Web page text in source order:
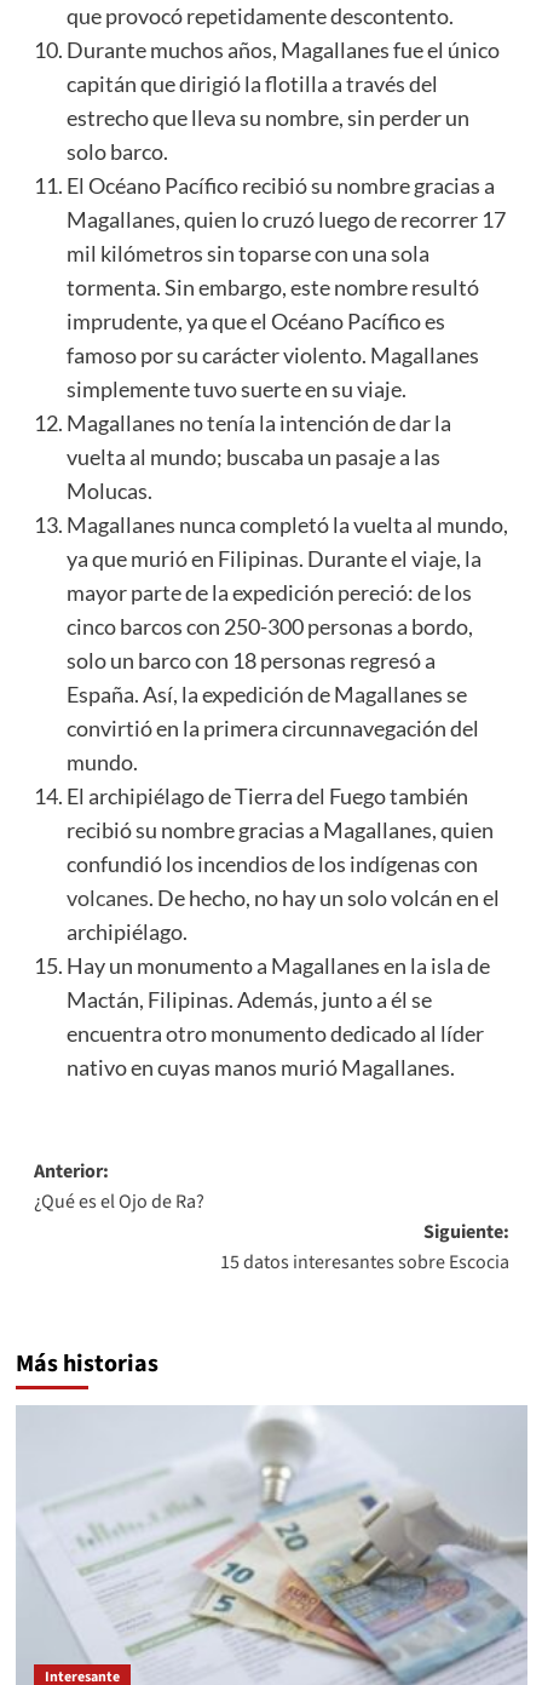
que provocó repetidamente descontento.
Durante muchos años, Magallanes fue el único
capitán que dirigió la flotilla a través del
estrecho que lleva su nombre, sin perder un
solo barco.
El Océano Pacífico recibió su nombre gracias a
Magallanes, quien lo cruzó luego de recorrer 17
mil kilómetros sin toparse con una sola
tormenta. Sin embargo, este nombre resultó
imprudente, ya que el Océano Pacífico es
famoso por su carácter violento. Magallanes
simplemente tuvo suerte en su viaje.
Magallanes no tenía la intención de dar la
vuelta al mundo; buscaba un pasaje a las
Molucas.
Magallanes nunca completó la vuelta al mundo,
ya que murió en Filipinas. Durante el viaje, la
mayor parte de la expedición pereció: de los
cinco barcos con 250-300 personas a bordo,
solo un barco con 18 personas regresó a
España. Así, la expedición de Magallanes se
convirtió en la primera circunnavegación del
mundo.
El archipiélago de Tierra del Fuego también
recibió su nombre gracias a Magallanes, quien
confundió los incendios de los indígenas con
volcanes. De hecho, no hay un solo volcán en el
archipiélago.
Hay un monumento a Magallanes en la isla de
Mactán, Filipinas. Además, junto a él se
encuentra otro monumento dedicado al líder
nativo en cuyas manos murió Magallanes.
Navegación
de
Anterior:
¿Qué es el Ojo de Ra?
Siguiente:
15 datos interesantes sobre Escocia
Más historias
Interesante